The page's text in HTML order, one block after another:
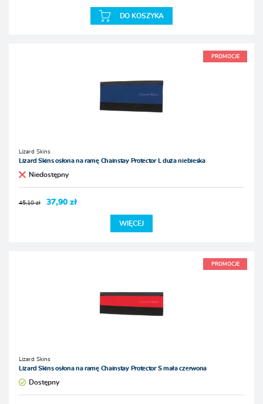
DO KOSZYKA
PROMOCJE
Lizard Skins
Lizard Skins osłona na ramę Chainstay Protector L duża niebieska
Niedostępny
45,10 zł 37,90 zł
WIĘCEJ
PROMOCJE
Lizard Skins
Lizard Skins osłona na ramę Chainstay Protector S mała czerwona
Dostępny